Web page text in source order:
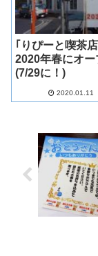
｢りぴーと喫茶
2020年春にオー
(7/29に！)
2020.01.11